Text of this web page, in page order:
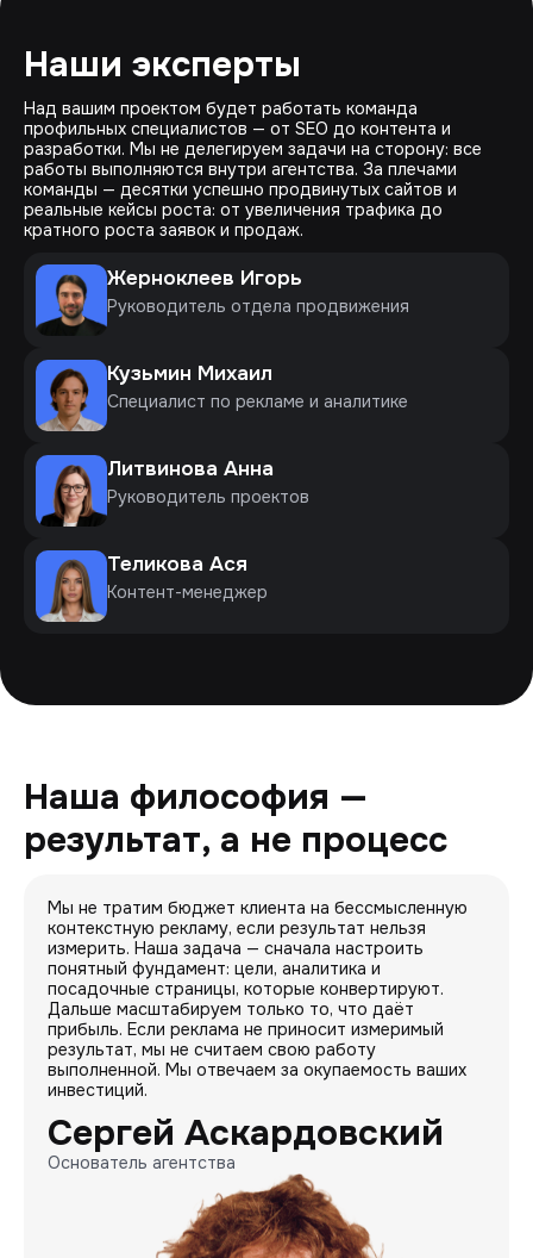
Наши эксперты
Над вашим проектом будет работать команда
профильных специалистов — от SEO до контента и
разработки. Мы не делегируем задачи на сторону: все
работы выполняются внутри агентства. За плечами
команды — десятки успешно продвинутых сайтов и
реальные кейсы роста: от увеличения трафика до
кратного роста заявок и продаж.
Жерноклеев Игорь
Руководитель отдела продвижения
Кузьмин Михаил
Специалист по рекламе и аналитике
Литвинова Анна
Руководитель проектов
Теликова Ася
Контент-менеджер
Наша философия —
результат, а не процесс
Мы не тратим бюджет клиента на бессмысленную
контекстную рекламу, если результат нельзя
измерить. Наша задача — сначала настроить
понятный фундамент: цели, аналитика и
посадочные страницы, которые конвертируют.
Дальше масштабируем только то, что даёт
прибыль. Если реклама не приносит измеримый
результат, мы не считаем свою работу
выполненной. Мы отвечаем за окупаемость ваших
инвестиций.
Сергей Аскардовский
Основатель агентства